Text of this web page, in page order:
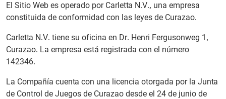
El Sitio Web es operado por Carletta N.V., una empresa
constituida de conformidad con las leyes de Curazao.
Carletta N.V. tiene su oficina en Dr. Henri Fergusonweg 1,
Curazao. La empresa está registrada con el número
142346.
La Compañía cuenta con una licencia otorgada por la Junta
de Control de Juegos de Curazao desde el 24 de junio de